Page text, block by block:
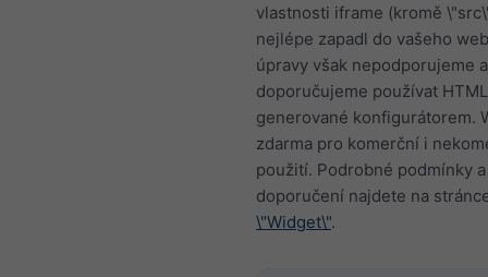
vlastnosti iframe (kromě
nejlépe zapadl do vašeho
úpravy však nepodporujeme a
doporučujeme používat HTML
generované konfigurátorem.
zdarma pro komerční i
použití. Podrobné podmínky a
doporučení najdete na
\"Widget\".